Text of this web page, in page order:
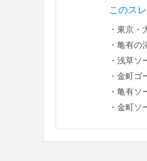
このス
・東京
・亀有
・浅草
・金町ゴ
・亀有
・金町